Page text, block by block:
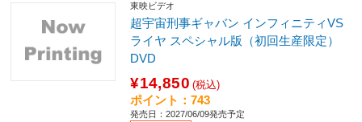
東映ビデオ
超宇宙刑事ギャバン インフィニティVS
ライヤ スペシャル版（初回生産限定）
DVD
¥14,850 (税込)
ポイント：743
発売日：2027/06/09発売予定